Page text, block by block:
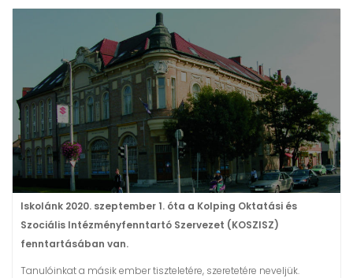
Iskolánk 2020. szeptember 1. óta a Kolping Oktatási és
Szociális Intézményfenntartó Szervezet (KOSZISZ)
fenntartásában van.
Tanulóinkat a másik ember tiszteletére, szeretetére neveljük.